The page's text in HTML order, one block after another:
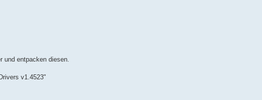
und entpacken diesen.
v1.4523"